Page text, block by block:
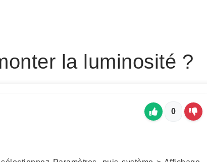
la luminosité ?
0